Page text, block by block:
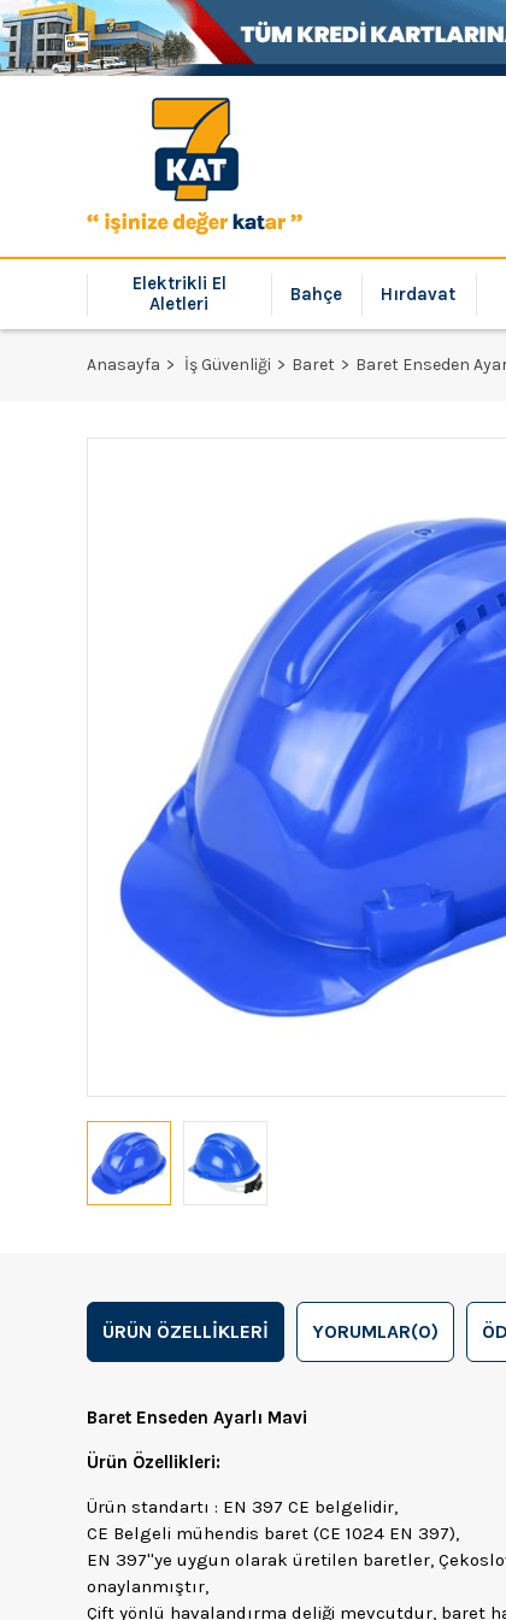
Elektrikli El
Aletleri
Bahçe Hırdavat
Anasayfa İş Güvenliği Baret Baret Enseden
ÜRÜN ÖZELLIKLERI YORUMLAR(0)
Baret Enseden Ayarlı Mavi
Ürün Özellikleri:
Ürün standartı : EN 397 CE belgelidir,
CE Belgeli mühendis baret (CE 1024 EN 397),
EN 397''ye uygun olarak üretilen baretler,
onaylanmıştır,
Çift yönlü havalandırma deliği mevcutdur, baret